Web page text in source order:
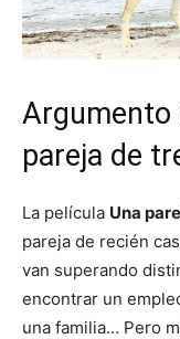
Argumento
pareja de
La película Una
pareja de recién
van superando
encontrar un
una familia… Pero